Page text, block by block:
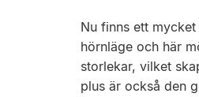
Nu finns ett
hörnläge och här
storlekar, vilket
plus är också den